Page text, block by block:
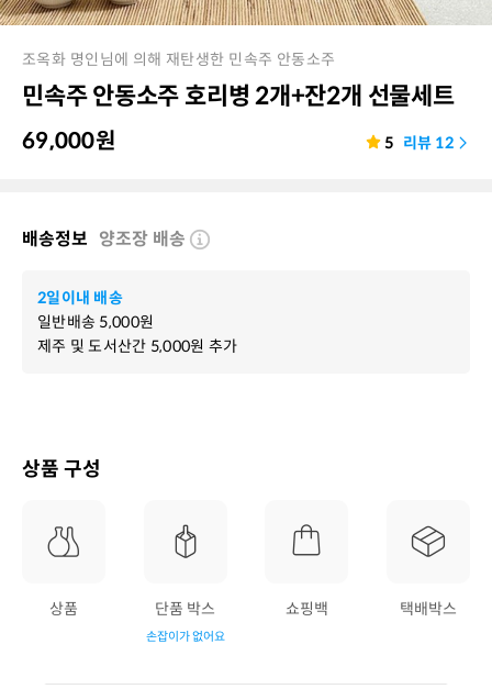
조옥화 명인님에 의해 재탄생한 민속주 안동소주
민속주 안동소주 호리병 2개+잔2개 선물세트
69,000원 5 리뷰 12
배송정보 양조장 배송
2일이내 배송
일반배송 5,000원
제주 및 도서산간 5,000원 추가
상품 구성
상품 단품 박스
손잡이가 없어요
쇼핑백 택배박스